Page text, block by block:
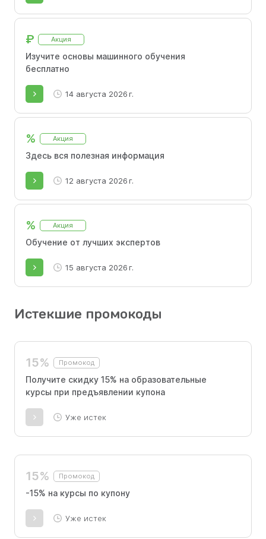
₽ Акция
Изучите основы машинного обучения
бесплатно
14 августа 2026 г.
% Акция
Здесь вся полезная информация
12 августа 2026 г.
% Акция
Обучение от лучших экспертов
15 августа 2026 г.
Истекшие промокоды
15% Промокод
Получите скидку 15% на образовательные
курсы при предъявлении купона
Уже истек
15% Промокод
-15% на курсы по купону
Уже истек